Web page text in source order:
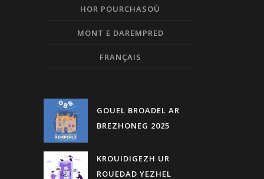
HOR POURCHASOÙ
MONT E DAREMPRED
FRANÇAIS
GOUEL BROADEL AR
BREZHONEG 2025
KROUIDIGEZH UR
ROUEDAD YEZHEL